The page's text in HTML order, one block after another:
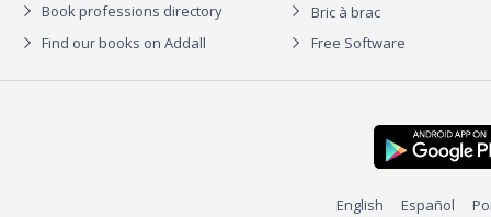
Book professions directory
Find our books on Addall
Bric à brac
Free Software
English Español